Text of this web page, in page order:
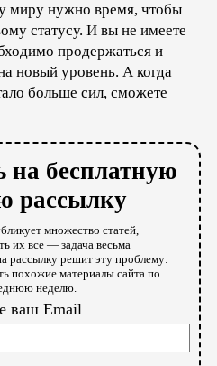
миру нужно время, чтобы
статусу. И вы не имеете
продержаться и
новый уровень. А когда
больше сил, сможете
бесплатную
рассылку
множество статей,
их все — задача весьма
рассылку решит эту проблему:
похожие материалы сайта по
неделю.
ваш Email